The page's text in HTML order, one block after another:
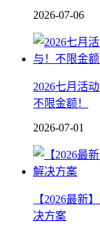
2026-07-06
2026七月活
不限金额！
2026-07-01
【2026最新
决方案